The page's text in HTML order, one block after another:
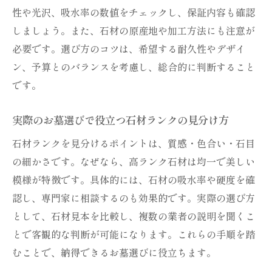
性や光沢、吸水率の数値をチェックし、保証内容も確認
しましょう。また、石材の原産地や加工方法にも注意が
必要です。選び方のコツは、希望する耐久性やデザイ
ン、予算とのバランスを考慮し、総合的に判断すること
です。
実際のお墓選びで役立つ石材ランクの見分け方
石材ランクを見分けるポイントは、質感・色合い・石目
の細かさです。なぜなら、高ランク石材は均一で美しい
模様が特徴です。具体的には、石材の吸水率や硬度を確
認し、専門家に相談するのも効果的です。実際の選び方
として、石材見本を比較し、複数の業者の説明を聞くこ
とで客観的な判断が可能になります。これらの手順を踏
むことで、納得できるお墓選びに役立ちます。